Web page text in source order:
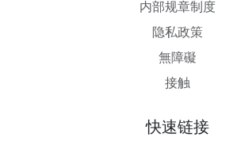
内部规章制度
隐私政策
無障礙
接触
快速链接